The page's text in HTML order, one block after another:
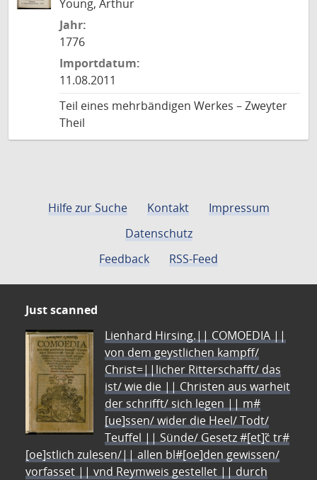
Young, Arthur
Jahr:
1776
Importdatum:
11.08.2011
Teil eines mehrbändigen Werkes – Zweyter
Theil
Hilfe zur Suche Kontakt
Impressum
Datenschutz
Feedback
RSS-Feed
Just scanned
Lienhard Hirsing.|| COMOEDIA ||
von dem geystlichen kampff/
Christ=||licher Ritterschafft/ das
ist/ wie die || Christen aus warheit
der schrifft/ sich legen || m#
[ue]ssen/ wider die Heel/ Todt/
Teuffel || Sünde/ Gesetz #[et]c̃ tr#
[oe]stlich zulesen/|| allen bl#[oe]den gewissen/
vorfasset || vnd Reymweis gestellet || durch